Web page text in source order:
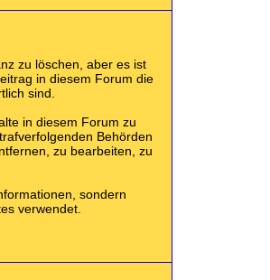
zu löschen, aber es ist
in diesem Forum die
sind.
in diesem Forum zu
Behörden
zu bearbeiten, zu
sondern
verwendet.